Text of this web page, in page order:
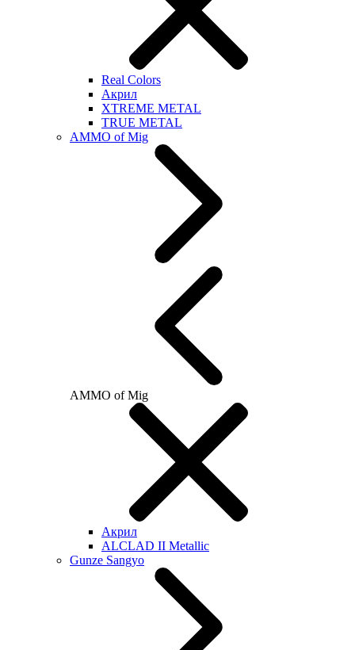
Real Colors
Акрил
XTREME METAL
TRUE METAL
AMMO of Mig
AMMO of Mig
Акрил
ALCLAD II Metallic
Gunze Sangyo